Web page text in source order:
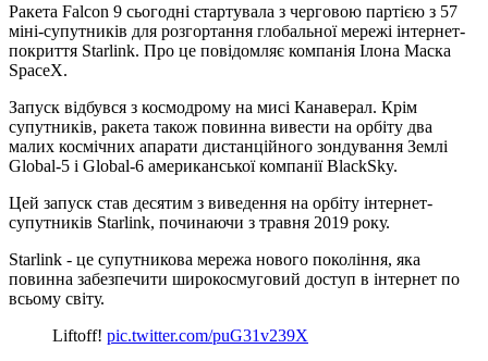
Ракета Falcon 9 сьогодні стартувала з черговою партією з 57
міні-супутників для розгортання глобальної мережі інтернет-
покриття Starlink. Про це повідомляє компанія Ілона Маска
SpaceX.
Запуск відбувся з космодрому на мисі Канаверал. Крім
супутників, ракета також повинна вивести на орбіту два
малих космічних апарати дистанційного зондування Землі
Global-5 і Global-6 американської компанії BlackSky.
Цей запуск став десятим з виведення на орбіту інтернет-
супутників Starlink, починаючи з травня 2019 року.
Starlink - це супутникова мережа нового покоління, яка
повинна забезпечити широкосмуговий доступ в інтернет по
всьому світу.
Liftoff! pic.twitter.com/puG31v239X